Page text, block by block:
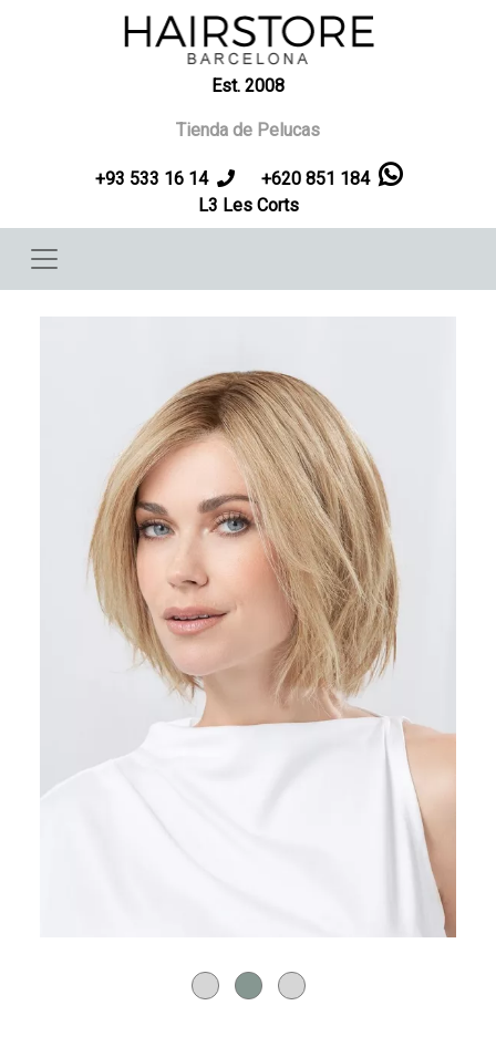
Pasar al contenido principal
Est. 2008
Tienda de Pelucas
+93 533 16 14
+620 851 184
L3 Les Corts